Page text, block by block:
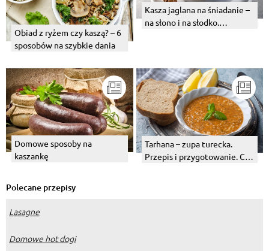
Obiad z ryżem czy kaszą? – 6
sposobów na szybkie dania
Kasza jaglana na śniadanie –
na słono i na słodko.
Domowe sposoby na
kaszankę
Tarhana – zupa turecka.
Przepis i przygotowanie. Co
Polecane przepisy
Lasagne
Domowe hot dogi